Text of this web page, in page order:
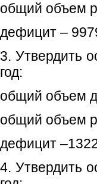
общий объем
дефицит –
3. Утвердить
год:
общий объем
общий объем
дефицит
4. Утвердить